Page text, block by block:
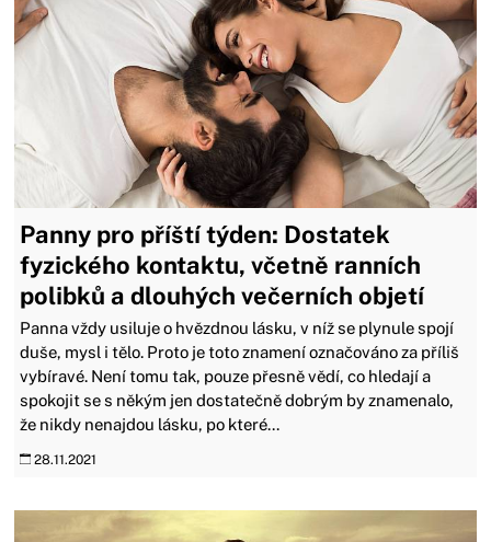
Panny pro příští týden: Dostatek
fyzického kontaktu, včetně ranních
polibků a dlouhých večerních objetí
Panna vždy usiluje o hvězdnou lásku, v níž se plynule spojí
duše, mysl i tělo. Proto je toto znamení označováno za příliš
vybíravé. Není tomu tak, pouze přesně vědí, co hledají a
spokojit se s někým jen dostatečně dobrým by znamenalo,
že nikdy nenajdou lásku, po které...
28.11.2021